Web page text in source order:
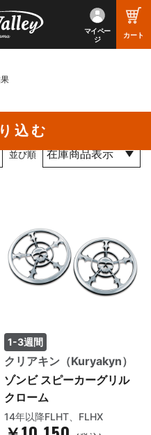
マイペー
ジ
カート
込む
並び順
1-3週間
クリアキン（Kuryakyn）
ゾンビ スピーカーグリル
クローム
14年以降FLHT、FLHX